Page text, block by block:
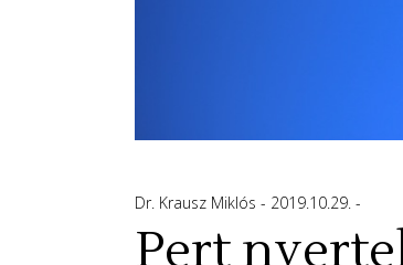
Dr. Krausz Miklós 2019.10.29.
Pert